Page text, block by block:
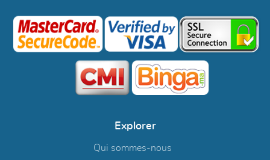
Explorer
Qui sommes-nous